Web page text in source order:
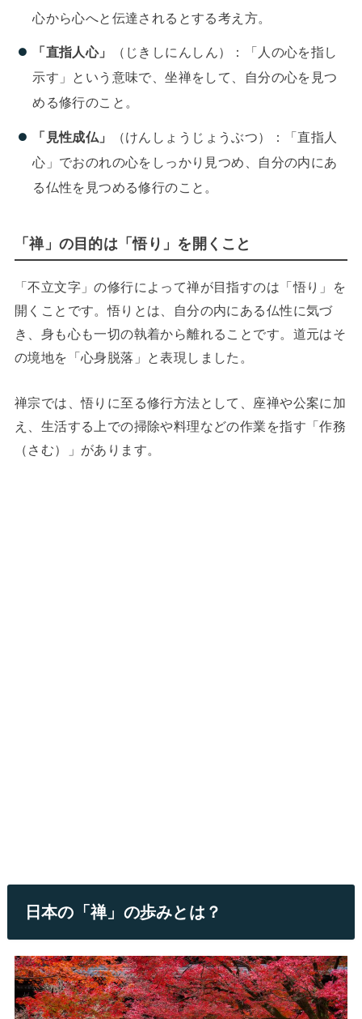
心から心へと伝達されるとする考え方。
「直指人心」
（じきしにんしん）：「人の心を指し
示す」という意味で、坐禅をして、自分の心を見つ
める修行のこと。
「見性成仏」
（けんしょうじょうぶつ）：「直指人
心」でおのれの心をしっかり見つめ、自分の内にあ
る仏性を見つめる修行のこと。
「禅」の目的は「悟り」を開くこと
「不立文字」の修行によって禅が目指すのは「悟り」を
開くことです。悟りとは、自分の内にある仏性に気づ
き、身も心も一切の執着から離れることです。道元はそ
の境地を「心身脱落」と表現しました。
禅宗では、悟りに至る修行方法として、座禅や公案に加
え、生活する上での掃除や料理などの作業を指す「作務
（さむ）」があります。
日本の「禅」の歩みとは？